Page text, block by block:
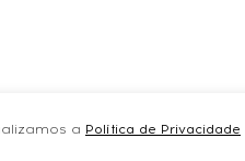
a Política de Privacidade